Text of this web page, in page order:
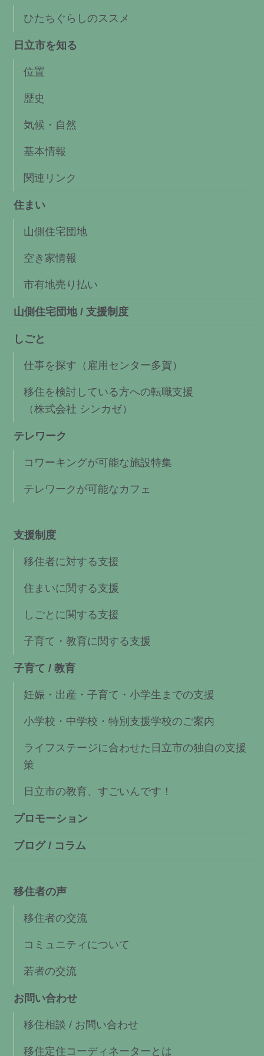
ひたちぐらしのススメ
日立市を知る
位置
歴史
気候・自然
基本情報
関連リンク
住まい
山側住宅団地
空き家情報
市有地売り払い
山側住宅団地 / 支援制度
しごと
仕事を探す（雇用センター多賀）
移住を検討している方への転職支援
（株式会社 シンカゼ）
テレワーク
コワーキングが可能な施設特集
テレワークが可能なカフェ
支援制度
移住者に対する支援
住まいに関する支援
しごとに関する支援
子育て・教育に関する支援
子育て / 教育
妊娠・出産・子育て・小学生までの支援
小学校・中学校・特別支援学校のご案内
ライフステージに合わせた日立市の独自の支援
策
日立市の教育、すごいんです！
プロモーション
ブログ / コラム
移住者の声
移住者の交流
コミュニティについて
若者の交流
お問い合わせ
移住相談 / お問い合わせ
移住定住コーディネーターとは